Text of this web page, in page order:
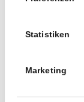
Statistiken
Marketing
2021
2020
2019